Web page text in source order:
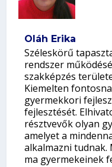
Oláh Erika
Széleskörű
rendszer
szakképzés
Kiemelten
gyermekkori
fejlesztését.
résztvevők olyan
amelyet a
alkalmazni tudnak.
ma gyermekeinek